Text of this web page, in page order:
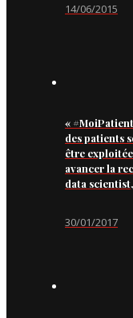
14/06/2015
«
des patients
être
avancer la
data
30/01/2017